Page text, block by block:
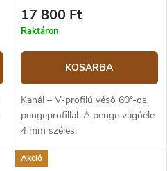
17 800 Ft
Raktáron
KOSÁRBA
Kanál – V-profilú véső 60°-os
pengeprofillal. A penge vágóéle
4 mm széles.
Akció